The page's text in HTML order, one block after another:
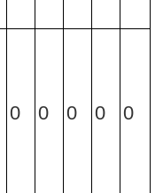
0 0 0 0 0